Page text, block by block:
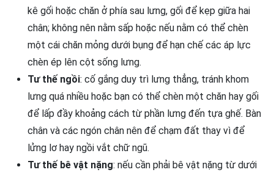
kê gối hoặc chăn ở phía sau lưng, gối để kẹp giữa hai
chân; không nên nằm sấp hoặc nếu nằm có thể chèn
một cái chăn mỏng dưới bụng để hạn chế các áp lực
chèn ép lên cột sống lưng.
Tư thế ngồi: cố gắng duy trì lưng thẳng, tránh khom
lưng quá nhiều hoặc bạn có thể chèn một chăn hay gối
để lấp đầy khoảng cách từ phần lưng đến tựa ghế. Bàn
chân và các ngón chân nên để chạm đất thay vì để
lửng lơ hay ngồi vắt chữ ngũ.
Tư thế bê vật nặng: nếu cần phải bê vật nặng từ dưới